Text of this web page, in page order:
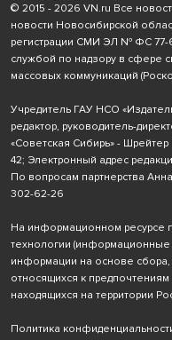
© 2015 - 2026 VN.ru Все
новости Новосибирской
регистрации СМИ ЭЛ № ФС 77-
службой по надзору в сфере
массовых коммуникаций
Учредитель ГАУ НСО
редактор, руководитель-
«Советская Сибирь» -
42; Электронный адрес
По вопросам партнерства
302-62-26
На информационном ресурсе
технологии (информационные
информации на основе сбора,
относящихся к
находящихся на территории
Политика